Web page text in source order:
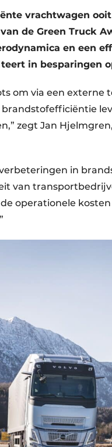
vrachtwagen ooit
de Green Truck
en een
in besparingen
om via een externe
zegt Jan
in
van
operationele